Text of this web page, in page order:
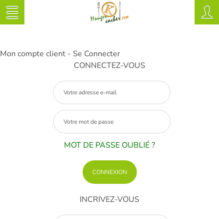
Mon compte client - Se Connecter
CONNECTEZ-VOUS
MOT DE PASSE OUBLIÉ ?
INCRIVEZ-VOUS